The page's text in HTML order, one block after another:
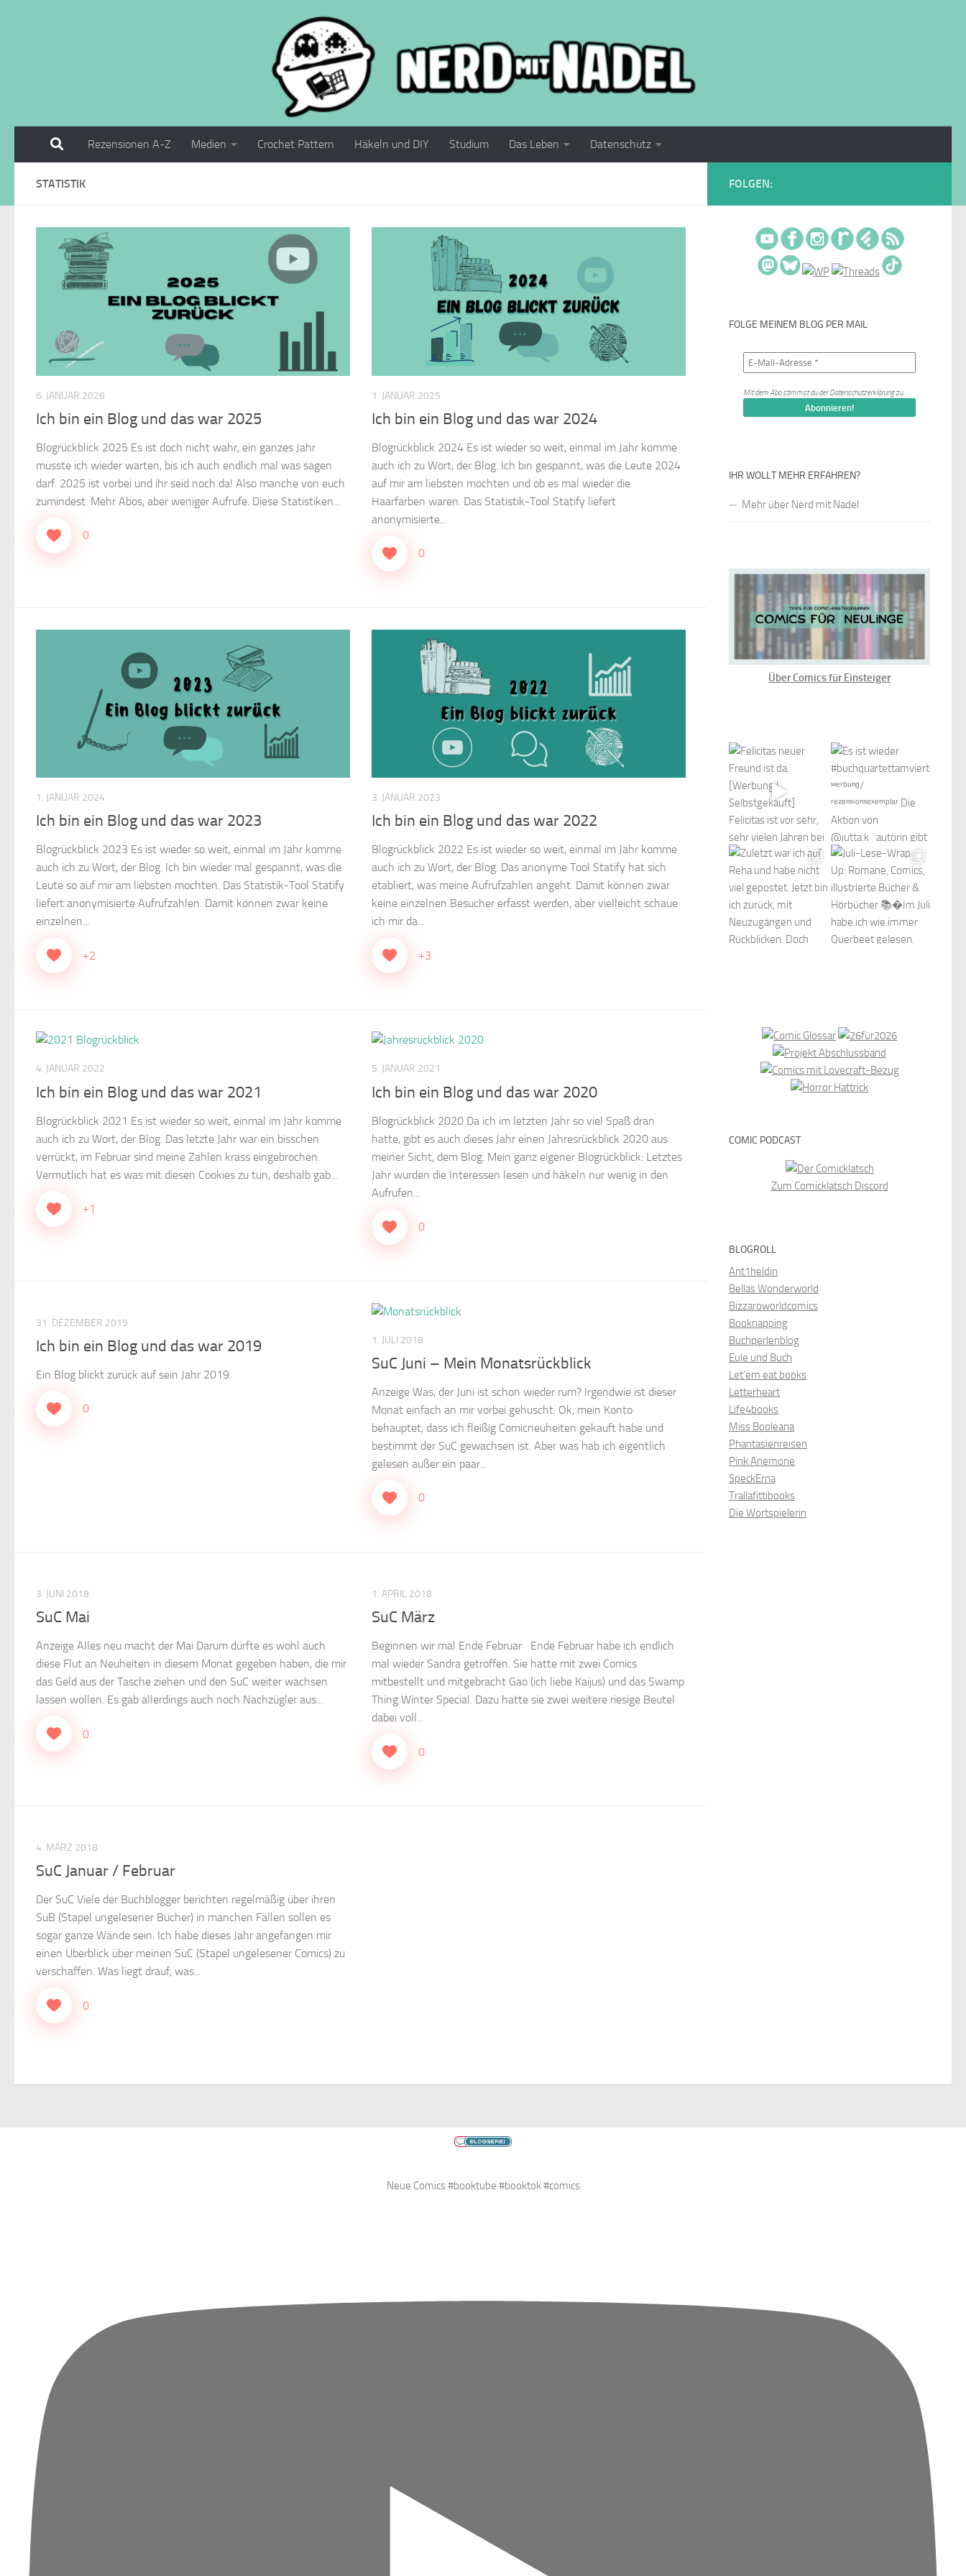
Rezensionen A-Z Medien Crochet Pattern Häkeln und DIY Studium Das Leben Datenschutz
STATISTIK
6. JANUAR 2026
Ich bin ein Blog und das war 2025
Blogrückblick 2025 Es ist doch nicht wahr, ein ganzes Jahr
musste ich wieder warten, bis ich auch endlich mal was sagen
darf. 2025 ist vorbei und ihr seid noch da! Also manche von euch
zumindest. Mehr Abos, aber weniger Aufrufe. Diese Statistiken...
0
1. JANUAR 2025
Ich bin ein Blog und das war 2024
Blogrückblick 2024 Es ist wieder so weit, einmal im Jahr komme
auch ich zu Wort, der Blog. Ich bin gespannt, was die Leute 2024
auf mir am liebsten mochten und ob es mal wieder die
Haarfarben waren. Das Statistik-Tool Statify liefert
anonymisierte...
0
1. JANUAR 2024
Ich bin ein Blog und das war 2023
Blogrückblick 2023 Es ist wieder so weit, einmal im Jahr komme
auch ich zu Wort, der Blog. Ich bin wieder mal gespannt, was die
Leute so auf mir am liebsten mochten. Das Statistik-Tool Statify
liefert anonymisierte Aufrufzahlen. Damit können zwar keine
einzelnen...
+2
3. JANUAR 2023
Ich bin ein Blog und das war 2022
Blogrückblick 2022 Es ist wieder so weit, einmal im Jahr komme
auch ich zu Wort, der Blog. Das anonyme Tool Statify hat sich
etabliert, was meine Aufrufzahlen angeht. Damit können zwar
keine einzelnen Besucher erfasst werden, aber vielleicht schaue
ich mir da...
+3
4. JANUAR 2022
Ich bin ein Blog und das war 2021
Blogrückblick 2021 Es ist wieder so weit, einmal im Jahr komme
auch ich zu Wort, der Blog. Das letzte Jahr war ein bisschen
verrückt, im Februar sind meine Zahlen krass eingebrochen.
Vermutlich hat es was mit diesen Cookies zu tun, deshalb gab...
+1
5. JANUAR 2021
Ich bin ein Blog und das war 2020
Blogrückblick 2020 Da ich im letzten Jahr so viel Spaß dran
hatte, gibt es auch dieses Jahr einen Jahresrückblick 2020 aus
meiner Sicht, dem Blog. Mein ganz eigener Blogrückblick: Letztes
Jahr wurden die Interessen lesen und häkeln nur wenig in den
Aufrufen...
0
31. DEZEMBER 2019
Ich bin ein Blog und das war 2019
Ein Blog blickt zurück auf sein Jahr 2019.
0
1. JULI 2018
SuC Juni – Mein Monatsrückblick
Anzeige Was, der Juni ist schon wieder rum? Irgendwie ist dieser
Monat einfach an mir vorbei gehuscht. Ok, mein Konto
behauptet, dass ich fleißig Comicneuheiten gekauft habe und
bestimmt der SuC gewachsen ist. Aber was hab ich eigentlich
gelesen außer ein paar...
0
3. JUNI 2018
SuC Mai
Anzeige Alles neu macht der Mai Darum dürfte es wohl auch
diese Flut an Neuheiten in diesem Monat gegeben haben, die mir
das Geld aus der Tasche ziehen und den SuC weiter wachsen
lassen wollen. Es gab allerdings auch noch Nachzügler aus...
0
1. APRIL 2018
SuC März
Beginnen wir mal Ende Februar Ende Februar habe ich endlich
mal wieder Sandra getroffen. Sie hatte mit zwei Comics
mitbestellt und mitgebracht Gao (ich liebe Kaijus) und das Swamp
Thing Winter Special. Dazu hatte sie zwei weitere riesige Beutel
dabei voll...
0
4. MÄRZ 2018
SuC Januar / Februar
Der SuC Viele der Buchblogger berichten regelmäßig über ihren
SuB (Stapel ungelesener Bücher) in manchen Fällen sollen es
sogar ganze Wände sein. Ich habe dieses Jahr angefangen mir
einen Überblick über meinen SuC (Stapel ungelesener Comics) zu
verschaffen. Was liegt drauf, was...
0
FOLGEN:
FOLGE MEINEM BLOG PER MAIL
Mit dem Abo stimmst du derDatenschutzerklärungzu.
IHR WOLLT MEHR ERFAHREN?
Mehr über Nerd mit Nadel
Über Comics für Einsteiger
COMIC PODCAST
Zum Comicklatsch Discord
BLOGROLL
Ant1heldin
Bellas Wonderworld
Bizzaroworldcomics
Booknapping
Buchperlenblog
Eule und Buch
Let’em eat books
Letterheart
Life4books
Miss Booleana
Phantasienreisen
Pink Anemone
SpeckErna
Trallafittibooks
Die Wortspielerin
Neue Comics #booktube #booktok #comics